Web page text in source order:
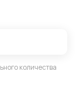
количества